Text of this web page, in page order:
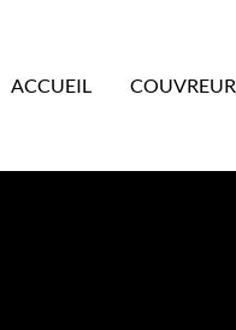
ACCUEIL COUVREUR